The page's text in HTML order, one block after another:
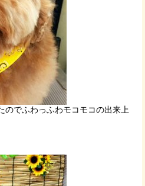
のでふわっふわモコモコの出来上